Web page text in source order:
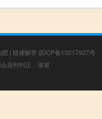
图 | 疑难解答 皖ICP备13017927号
及时纠正，谢谢